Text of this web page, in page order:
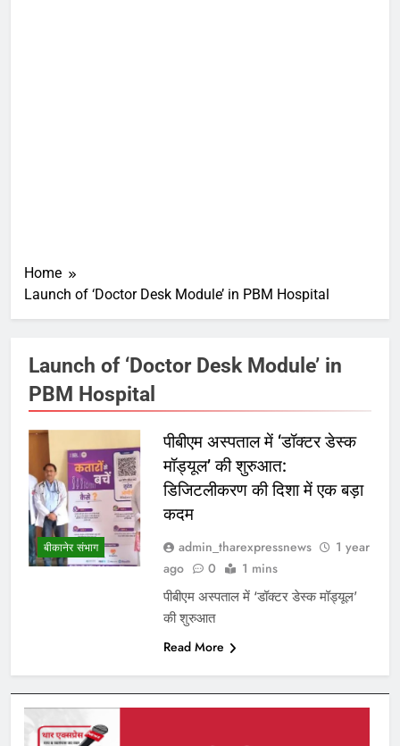
Home
Launch of ‘Doctor Desk Module’ in PBM Hospital
Launch of ‘Doctor Desk Module’ in
PBM Hospital
बीकानेर संभाग
पीबीएम अस्पताल में ‘डॉक्टर डेस्क
मॉड्यूल’ की शुरुआत:
डिजिटलीकरण की दिशा में एक बड़ा
कदम
admin_tharexpressnews
1 year
ago
0 1 mins
पीबीएम अस्पताल में ‘डॉक्टर डेस्क मॉड्यूल’
की शुरुआत
Read More